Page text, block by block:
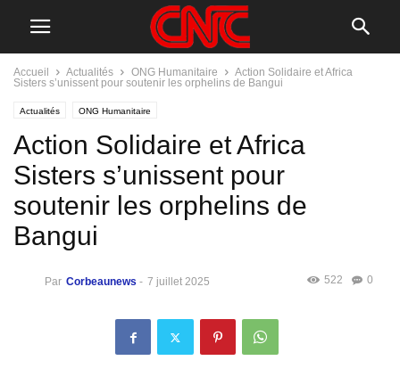
Accueil Actualités ONG Humanitaire
Action Solidaire et Africa
Sisters s’unissent pour soutenir les orphelins de Bangui
Actualités ONG Humanitaire
Action Solidaire et Africa
Sisters s’unissent pour
soutenir les orphelins de
Bangui
Par Corbeaunews - 7 juillet 2025 0
522